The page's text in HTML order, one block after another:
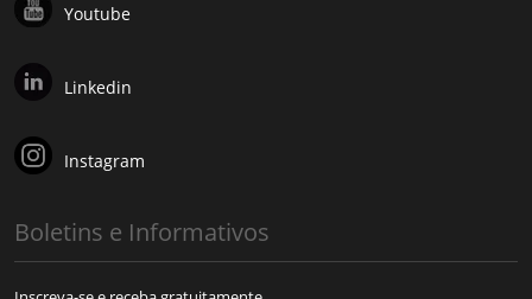
Youtube
Linkedin
Instagram
Boletins e Informativos